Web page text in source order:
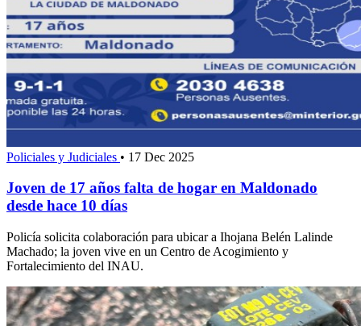
Policiales y Judiciales • 17 Dec 2025
Joven de 17 años falta de hogar en Maldonado
desde hace 10 días
Policía solicita colaboración para ubicar a Ihojana Belén Lalinde
Machado; la joven vive en un Centro de Acogimiento y
Fortalecimiento del INAU.